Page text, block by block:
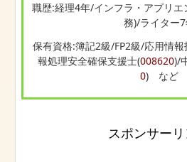
職歴:経理4年/インフラ・アプリ
務)/ライター
保有資格:簿記2級/FP2級/応用情
報処理安全確保支援士(008620)/
0) など
スポンサーリ